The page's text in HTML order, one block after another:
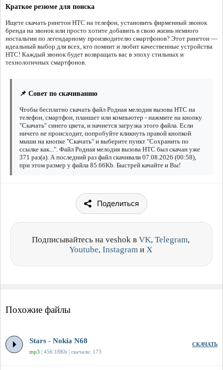
Краткое резюме для поиска
Ищете скачать рингтон HTC на телефон, установить фирменный звонок
бренда на звонок или просто хотите добавить в свою жизнь немного
ностальгии по легендарному производителю смартфонов? Этот рингтон —
идеальный выбор для всех, кто помнит и любит качественные устройства
HTC! Каждый звонок будет возвращать вас в эпоху стильных и
технологичных смартфонов.
📌 Совет по скачиванию
Чтобы бесплатно скачать файл Родная мелодия вызова HTC на
телефон, смартфон, планшет или компьютер - нажмите на кнопку
"Скачать" синего цвета, и начнется загрузка этого файла. Если
ничего не происходит, попробуйте кликнуть правой кнопкой
мыши на кнопке "Скачать" и выберите пункт "Сохранить по
ссылке как...". Файл Родная мелодия вызова HTC был скачан уже
371 раз(а). А последний раз файл скачивали 07.08.2026 (00:58),
при этом размер у файла 85.66Kb. Быстрей качайте и Вы!
Поделиться
Подписывайтесь на veshok в VK, Telegram,
Youtube, Instagram и X
Похожие файлы
Stars - Nokia N68
mp3 | 456.18Kb | скачали: 173
СКАЧАТЬ